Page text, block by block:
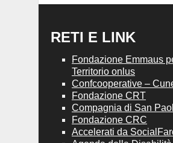
RETI E LINK
Fondazione Emmaus
Territorio onlus
Confcooperative –
Fondazione CRT
Compagnia di San
Fondazione CRC
Accelerati da